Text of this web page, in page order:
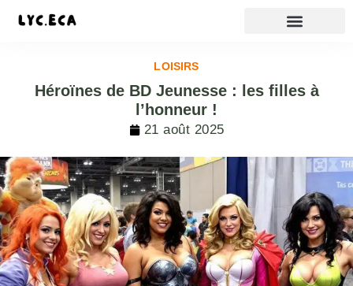
LOISIRS
Héroïnes de BD Jeunesse : les filles à
l’honneur !
21 août 2025